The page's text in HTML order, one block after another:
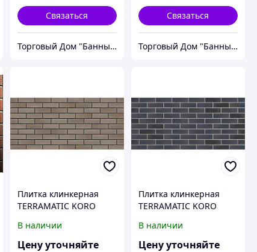
Связаться
Торговый Дом "Банный мир"
Связаться
Торговый Дом "Банный мир"
Плитка клинкерная
TERRAMATIC KORO
240мм*71мм*14мм,
серая, короед.
В наличии
Цену уточняйте
Плитка клинкерная
TERRAMATIC KORO
240мм*71мм*14мм,
черная, короед.
В наличии
Цену уточняйте